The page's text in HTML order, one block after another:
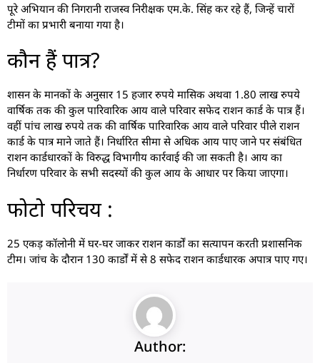
पूरे अभियान की निगरानी राजस्व निरीक्षक एम.के. सिंह कर रहे हैं, जिन्हें चारों
टीमों का प्रभारी बनाया गया है।
कौन हैं पात्र?
शासन के मानकों के अनुसार 15 हजार रुपये मासिक अथवा 1.80 लाख रुपये
वार्षिक तक की कुल पारिवारिक आय वाले परिवार सफेद राशन कार्ड के पात्र हैं।
वहीं पांच लाख रुपये तक की वार्षिक पारिवारिक आय वाले परिवार पीले राशन
कार्ड के पात्र माने जाते हैं। निर्धारित सीमा से अधिक आय पाए जाने पर संबंधित
राशन कार्डधारकों के विरुद्ध विभागीय कार्रवाई की जा सकती है। आय का
निर्धारण परिवार के सभी सदस्यों की कुल आय के आधार पर किया जाएगा।
फोटो परिचय :
25 एकड़ कॉलोनी में घर-घर जाकर राशन कार्डों का सत्यापन करती प्रशासनिक
टीम। जांच के दौरान 130 कार्डों में से 8 सफेद राशन कार्डधारक अपात्र पाए गए।
Author: